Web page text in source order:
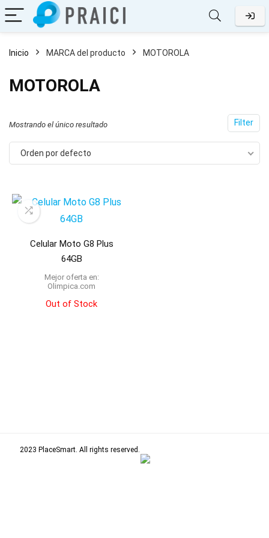
Inicio MARCA del producto MOTOROLA
MOTOROLA
Filter
Mostrando el único resultado
Orden por defecto
Celular Moto G8 Plus
64GB
Mejor oferta en:
olimpica.com
Out of Stock
2023 PlaceSmart. All rights reserved.